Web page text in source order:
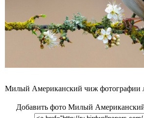
Милый Американский чиж фотографии
Добавить фото Милый